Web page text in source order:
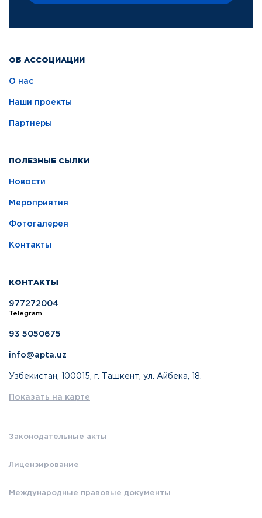
ОБ АССОЦИАЦИИ
О нас
Наши проекты
Партнеры
ПОЛЕЗНЫЕ СЫЛКИ
Новости
Мероприятия
Фотогалерея
Контакты
КОНТАКТЫ
977272004
Telegram
93 5050675
info@apta.uz
Узбекистан, 100015, г. Ташкент, ул. Айбека, 18.
Показать на карте
Законодательные акты
Лицензирование
Международные правовые документы